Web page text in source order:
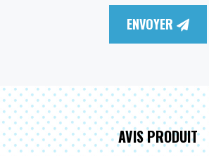
ENVOYER
AVIS PRODUIT